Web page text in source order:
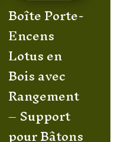
Boîte Porte-
Encens
Lotus en
Bois avec
Rangement
– Support
pour Bâtons